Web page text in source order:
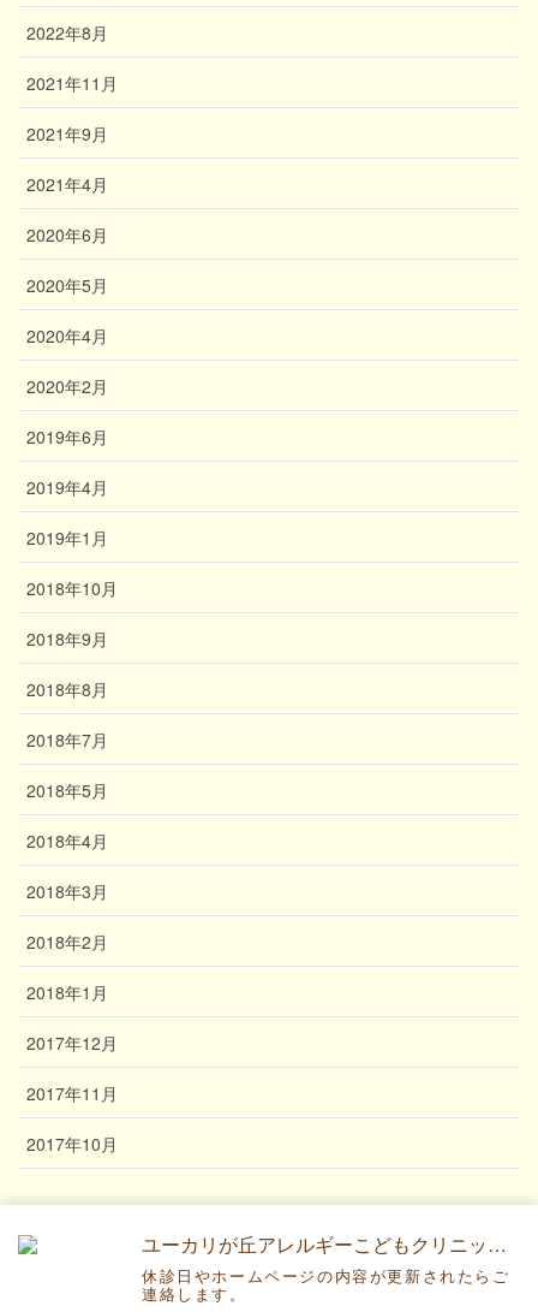
2022年8月
2021年11月
2021年9月
2021年4月
2020年6月
2020年5月
2020年4月
2020年2月
2019年6月
2019年4月
2019年1月
2018年10月
2018年9月
2018年8月
2018年7月
2018年5月
2018年4月
2018年3月
2018年2月
2018年1月
2017年12月
2017年11月
2017年10月
Copyright © ユーカリが丘アレルギーこどもクリニック All Rights
ユーカリが丘アレルギーこどもクリニックです。
休診日やホームページの内容が更新されたらご
連絡します。